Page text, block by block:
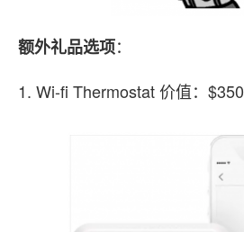
额外礼品选项：
1. Wi-fi Thermostat 价值：$350